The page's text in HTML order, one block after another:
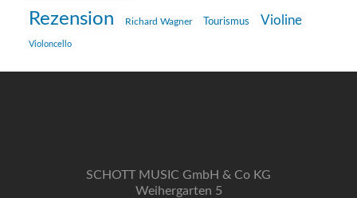
Rezension Richard Wagner Tourismus Violine
Violoncello
SCHOTT MUSIC GmbH & Co KG
Weihergarten 5